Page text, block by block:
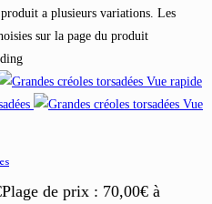
a plusieurs variations. Les
sur la page du produit
Vue rapide
Vue
Plage de prix : 70,00€ à